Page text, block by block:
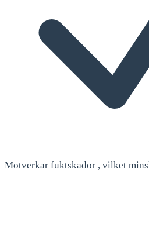
Motverkar fuktskador , vilket